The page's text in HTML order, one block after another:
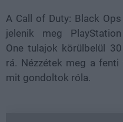
A Call of Duty: Black
jelenik meg
One tulajok körülbelül
rá. Nézzétek meg a
mit gondoltok róla.